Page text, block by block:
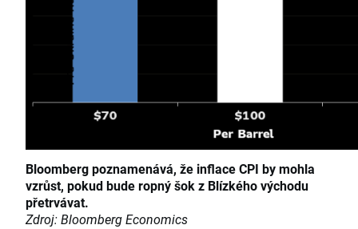
Bloomberg poznamenává, že inflace CPI by mohla
vzrůst, pokud bude ropný šok z Blízkého východu
přetrvávat.
Zdroj: Bloomberg Economics